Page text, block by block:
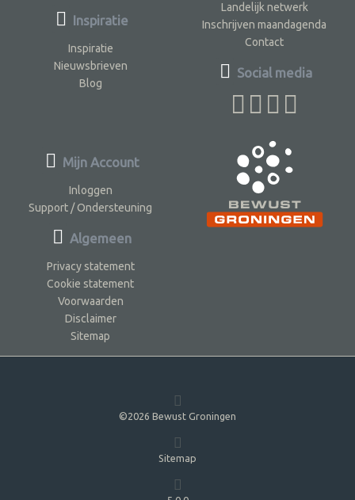
Inspiratie
Inspiratie
Nieuwsbrieven
Blog
Landelijk netwerk
Inschrijven maandagenda
Contact
Social media
Mijn Account
Inloggen
Support / Ondersteuning
Algemeen
Privacy statement
Cookie statement
Voorwaarden
Disclaimer
Sitemap
©2026 Bewust Groningen
Sitemap